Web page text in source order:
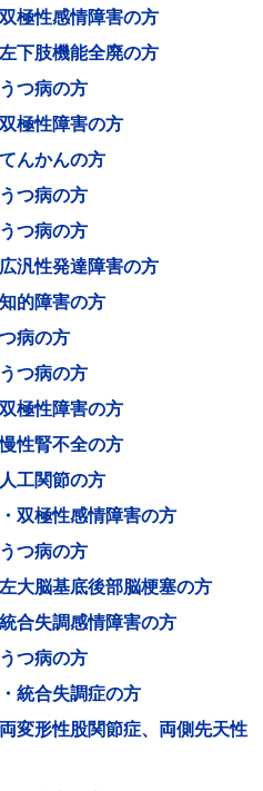
極性感情障害の方
下肢機能全廃の方
つ病の方
極性障害の方
んかんの方
つ病の方
つ病の方
汎性発達障害の方
的障害の方
病の方
つ病の方
極性障害の方
性腎不全の方
工関節の方
双極性感情障害の方
つ病の方
大脳基底後部脳梗塞の方
合失調感情障害の方
つ病の方
統合失調症の方
変形性股関節症、両側先天性